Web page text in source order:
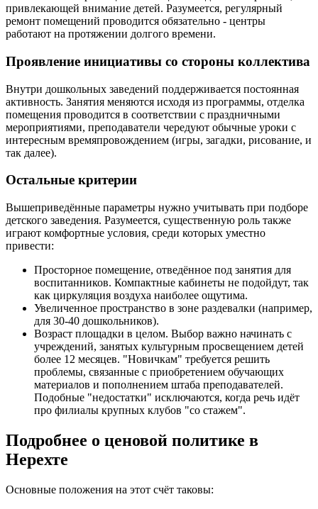
привлекающей внимание детей. Разумеется, регулярный
ремонт помещений проводится обязательно - центры
работают на протяжении долгого времени.
Проявление инициативы со стороны коллектива
Внутри дошкольных заведений поддерживается постоянная
активность. Занятия меняются исходя из программы, отделка
помещения проводится в соответствии с праздничными
мероприятиями, преподаватели чередуют обычные уроки с
интересным времяпровождением (игры, загадки, рисование, и
так далее).
Остальные критерии
Вышеприведённые параметры нужно учитывать при подборе
детского заведения. Разумеется, существенную роль также
играют комфортные условия, среди которых уместно
привести:
Просторное помещение, отведённое под занятия для
воспитанников. Компактные кабинеты не подойдут, так
как циркуляция воздуха наиболее ощутима.
Увеличенное пространство в зоне раздевалки (например,
для 30-40 дошкольников).
Возраст площадки в целом. Выбор важно начинать с
учреждений, занятых культурным просвещением детей
более 12 месяцев. "Новичкам" требуется решить
проблемы, связанные с приобретением обучающих
материалов и пополнением штаба преподавателей.
Подобные "недостатки" исключаются, когда речь идёт
про филиалы крупных клубов "со стажем".
Подробнее о ценовой политике в
Нерехте
Основные положения на этот счёт таковы: